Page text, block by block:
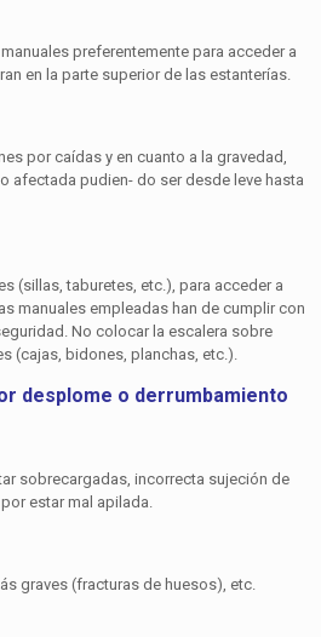
preferentemente para acceder a
en la parte superior de las estanterías.
por caídas y en cuanto a la gravedad,
afectada pudien- do ser desde leve hasta
(sillas, taburetes, etc.), para acceder a
manuales emplea­das han de cumplir con
No colocar la escalera sobre
(cajas, bidones, planchas, etc.).
desplome o derrumbamiento
sobrecargadas, incorrecta sujeción de
estar mal apilada.
graves (fracturas de huesos), etc.